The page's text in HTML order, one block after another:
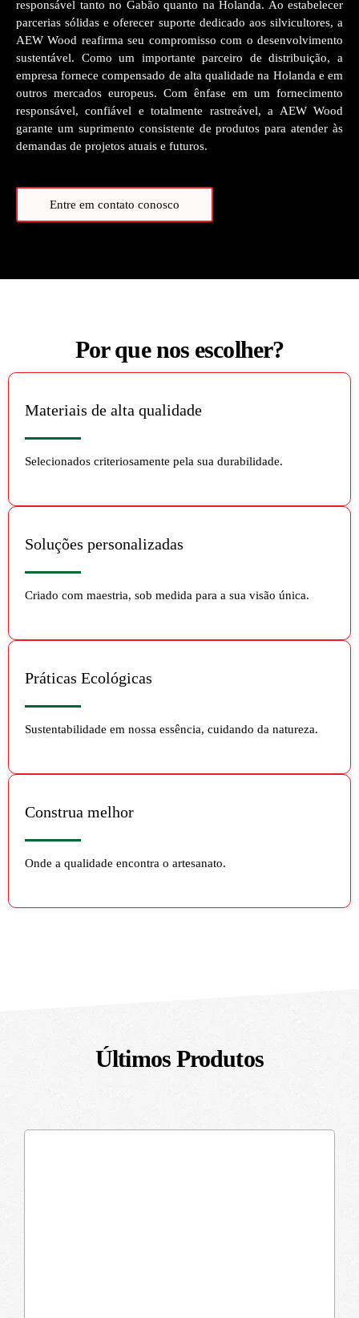
responsável tanto no Gabão quanto na Holanda. Ao estabelecer
parcerias sólidas e oferecer suporte dedicado aos silvicultores, a
AEW Wood reafirma seu compromisso com o desenvolvimento
sustentável. Como um importante parceiro de distribuição, a
empresa fornece compensado de alta qualidade na Holanda e em
outros mercados europeus. Com ênfase em um fornecimento
responsável, confiável e totalmente rastreável, a AEW Wood
garante um suprimento consistente de produtos para atender às
demandas de projetos atuais e futuros.
Entre em contato conosco
Por que nos escolher?
Materiais de alta qualidade
Selecionados criteriosamente pela sua durabilidade.
Soluções personalizadas
Criado com maestria, sob medida para a sua visão única.
Práticas Ecológicas
Sustentabilidade em nossa essência, cuidando da natureza.
Construa melhor
Onde a qualidade encontra o artesanato.
Últimos Produtos